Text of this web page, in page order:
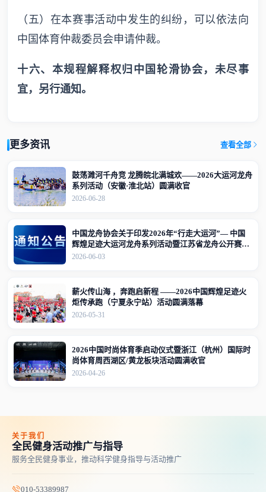
（五）在本赛事活动中发生的纠纷，可以依法向
中国体育仲裁委员会申请仲裁。
十六、本规程解释权归中国轮滑协会，未尽事
宜，另行通知。
更多资讯 查看全部
鼓荡濉河千舟竞 龙腾皖北满城欢——2026大运河龙舟
系列活动（安徽·淮北站）圆满收官
2026-06-28
中国龙舟协会关于印发2026年“行走大运河”— 中国
辉煌足迹大运河龙舟系列活动暨江苏省龙舟公开赛
（江苏·宜兴站）竞赛规程的通知
2026-06-03
薪火传山海 ，奔跑启新程 ——2026中国辉煌足迹火
炬传承跑（宁夏永宁站）活动圆满落幕
2026-05-31
2026中国时尚体育季启动仪式暨浙江（杭州）国际时
尚体育周西湖区/黄龙板块活动圆满收官
2026-04-26
关于我们
全民健身活动推广与指导
服务全民健身事业，推动科学健身指导与活动推广
010-53389987